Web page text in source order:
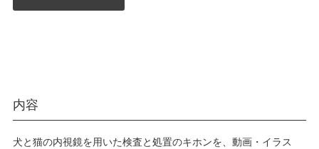
内容
犬と猫の内視鏡を用いた検査と処置のキホンを、動画・イラス